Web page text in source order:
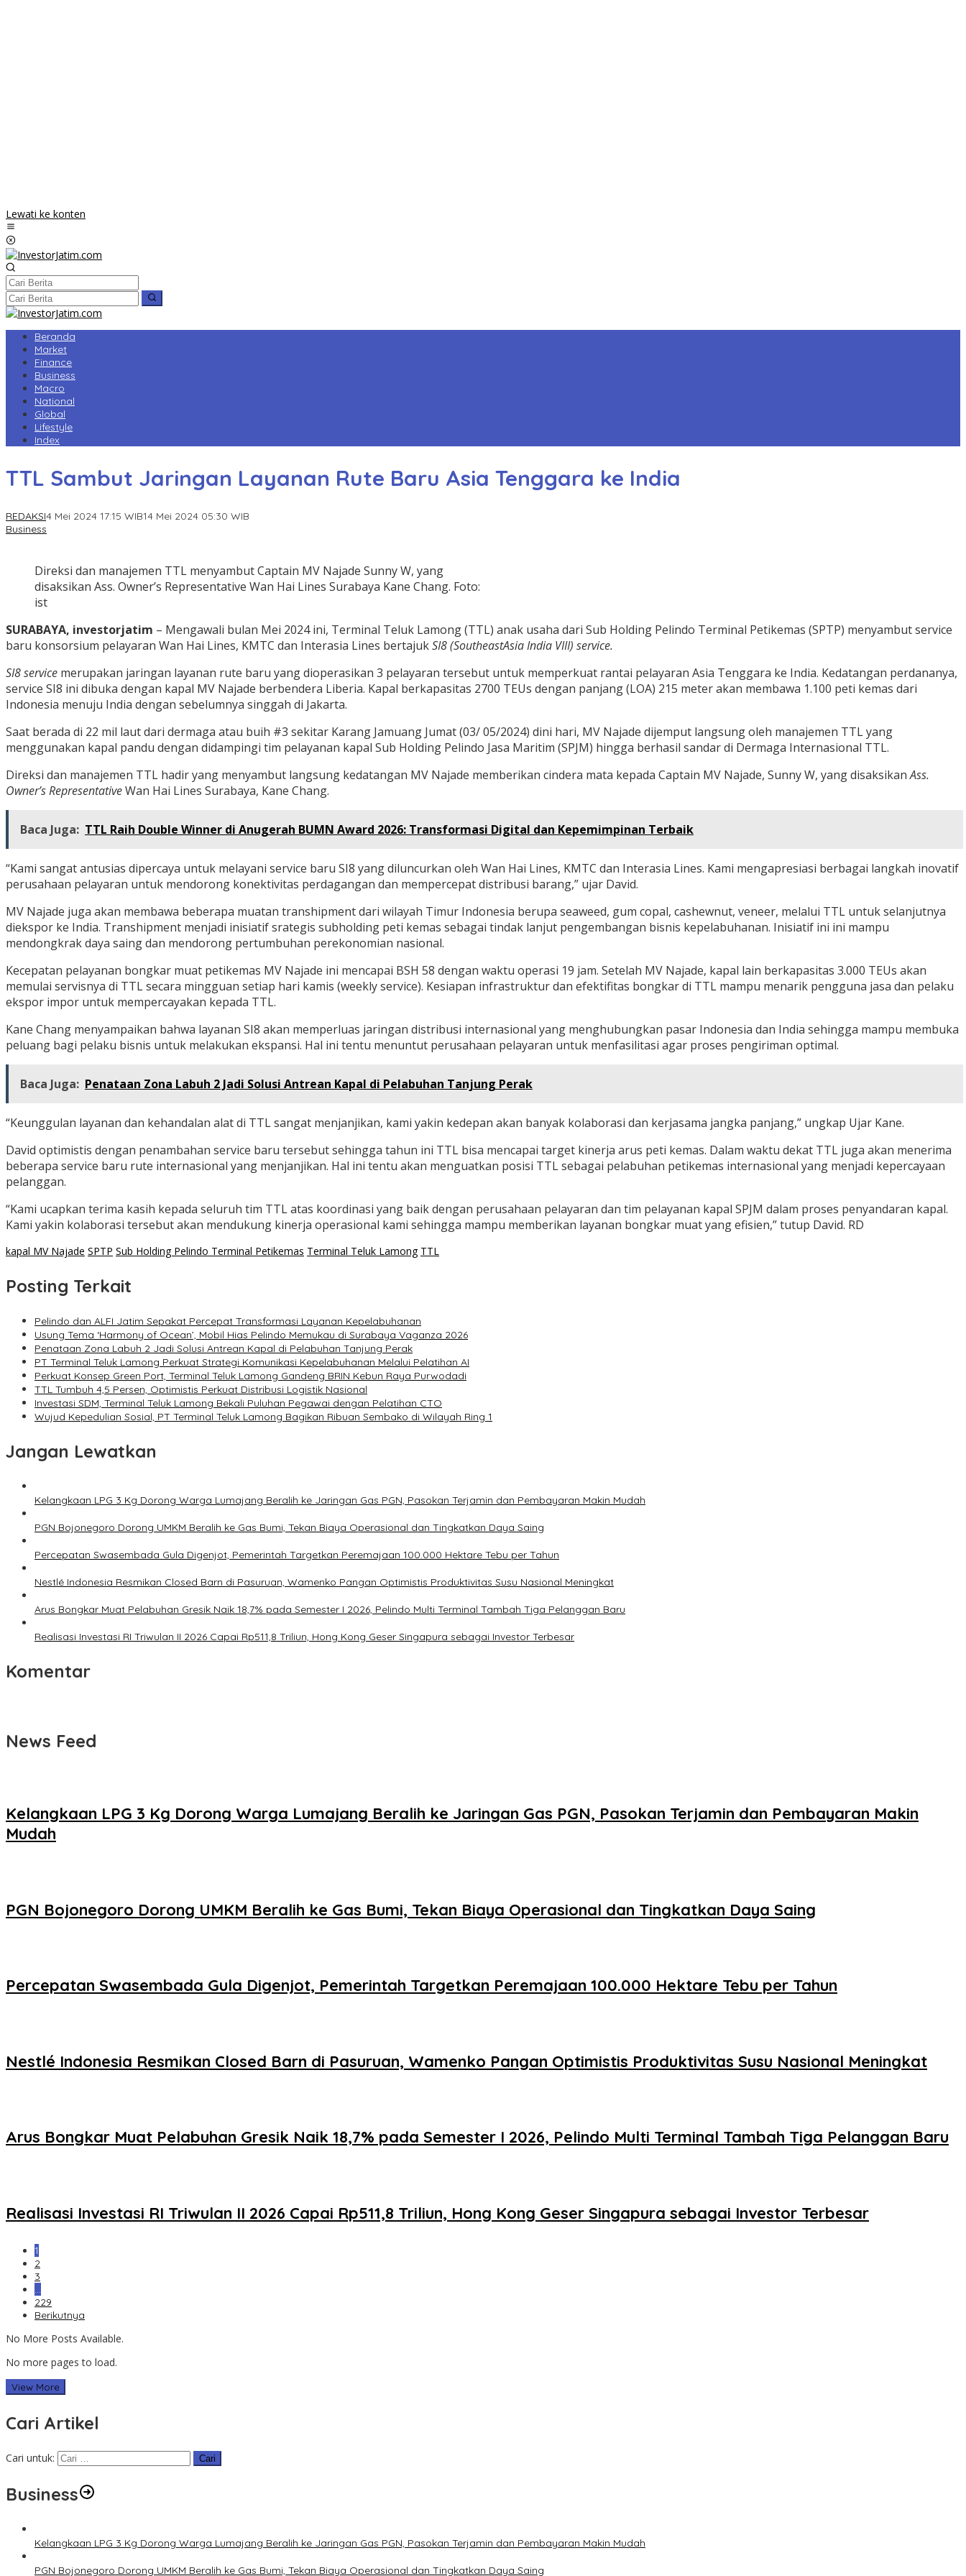
Lewati ke konten
Beranda
Market
Finance
Business
Macro
National
Global
Lifestyle
Index
TTL Sambut Jaringan Layanan Rute Baru Asia Tenggara ke India
REDAKSI4 Mei 2024 17:15 WIB14 Mei 2024 05:30 WIB
Business
Direksi dan manajemen TTL menyambut Captain MV Najade Sunny W, yang
disaksikan Ass. Owner’s Representative Wan Hai Lines Surabaya Kane Chang. Foto:
ist
SURABAYA, investorjatim – Mengawali bulan Mei 2024 ini, Terminal Teluk Lamong (TTL) anak usaha dari Sub Holding Pelindo Terminal Petikemas (SPTP) menyambut service
baru konsorsium pelayaran Wan Hai Lines, KMTC dan Interasia Lines bertajukSI8 (SoutheastAsia India VIII) service.
SI8 service merupakan jaringan layanan rute baru yang dioperasikan 3 pelayaran tersebut untuk memperkuat rantai pelayaran Asia Tenggara ke India. Kedatangan perdananya,
service SI8 ini dibuka dengan kapal MV Najade berbendera Liberia. Kapal berkapasitas 2700 TEUs dengan panjang (LOA) 215 meter akan membawa 1.100 peti kemas dari
Indonesia menuju India dengan sebelumnya singgah di Jakarta.
Saat berada di 22 mil laut dari dermaga atau buih #3 sekitar Karang Jamuang Jumat (03/ 05/2024) dini hari, MV Najade dijemput langsung oleh manajemen TTL yang
menggunakan kapal pandu dengan didampingi tim pelayanan kapal Sub Holding Pelindo Jasa Maritim (SPJM) hingga berhasil sandar di Dermaga Internasional TTL.
Direksi dan manajemen TTL hadir yang menyambut langsung kedatangan MV Najade memberikan cindera mata kepada Captain MV Najade, Sunny W, yang disaksikanAss.
Owner’s RepresentativeWan Hai Lines Surabaya, Kane Chang.
Baca Juga: TTL Raih Double Winner di Anugerah BUMN Award 2026: Transformasi Digital dan Kepemimpinan Terbaik
“Kami sangat antusias dipercaya untuk melayani service baru SI8 yang diluncurkan oleh Wan Hai Lines, KMTC dan Interasia Lines. Kami mengapresiasi berbagai langkah inovatif
perusahaan pelayaran untuk mendorong konektivitas perdagangan dan mempercepat distribusi barang,” ujar David.
MV Najade juga akan membawa beberapa muatan transhipment dari wilayah Timur Indonesia berupa seaweed, gum copal, cashewnut, veneer, melalui TTL untuk selanjutnya
diekspor ke India. Transhipment menjadi inisiatif srategis subholding peti kemas sebagai tindak lanjut pengembangan bisnis kepelabuhanan. Inisiatif ini ini mampu
mendongkrak daya saing dan mendorong pertumbuhan perekonomian nasional.
Kecepatan pelayanan bongkar muat petikemas MV Najade ini mencapai BSH 58 dengan waktu operasi 19 jam. Setelah MV Najade, kapal lain berkapasitas 3.000 TEUs akan
memulai servisnya di TTL secara mingguan setiap hari kamis (weekly service). Kesiapan infrastruktur dan efektifitas bongkar di TTL mampu menarik pengguna jasa dan pelaku
ekspor impor untuk mempercayakan kepada TTL.
Kane Chang menyampaikan bahwa layanan SI8 akan memperluas jaringan distribusi internasional yang menghubungkan pasar Indonesia dan India sehingga mampu membuka
peluang bagi pelaku bisnis untuk melakukan ekspansi. Hal ini tentu menuntut perusahaan pelayaran untuk menfasilitasi agar proses pengiriman optimal.
Baca Juga: Penataan Zona Labuh 2 Jadi Solusi Antrean Kapal di Pelabuhan Tanjung Perak
“Keunggulan layanan dan kehandalan alat di TTL sangat menjanjikan, kami yakin kedepan akan banyak kolaborasi dan kerjasama jangka panjang,” ungkap Ujar Kane.
David optimistis dengan penambahan service baru tersebut sehingga tahun ini TTL bisa mencapai target kinerja arus peti kemas. Dalam waktu dekat TTL juga akan menerima
beberapa service baru rute internasional yang menjanjikan. Hal ini tentu akan menguatkan posisi TTL sebagai pelabuhan petikemas internasional yang menjadi kepercayaan
pelanggan.
“Kami ucapkan terima kasih kepada seluruh tim TTL atas koordinasi yang baik dengan perusahaan pelayaran dan tim pelayanan kapal SPJM dalam proses penyandaran kapal.
Kami yakin kolaborasi tersebut akan mendukung kinerja operasional kami sehingga mampu memberikan layanan bongkar muat yang efisien,” tutup David. RD
kapal MV Najade SPTP Sub Holding Pelindo Terminal Petikemas Terminal Teluk Lamong TTL
Posting Terkait
Pelindo dan ALFI Jatim Sepakat Percepat Transformasi Layanan Kepelabuhanan
Usung Tema ‘Harmony of Ocean’, Mobil Hias Pelindo Memukau di Surabaya Vaganza 2026
Penataan Zona Labuh 2 Jadi Solusi Antrean Kapal di Pelabuhan Tanjung Perak
PT Terminal Teluk Lamong Perkuat Strategi Komunikasi Kepelabuhanan Melalui Pelatihan AI
Perkuat Konsep Green Port, Terminal Teluk Lamong Gandeng BRIN Kebun Raya Purwodadi
TTL Tumbuh 4,5 Persen, Optimistis Perkuat Distribusi Logistik Nasional
Investasi SDM, Terminal Teluk Lamong Bekali Puluhan Pegawai dengan Pelatihan CTO
Wujud Kepedulian Sosial, PT Terminal Teluk Lamong Bagikan Ribuan Sembako di Wilayah Ring 1
Jangan Lewatkan
Kelangkaan LPG 3 Kg Dorong Warga Lumajang Beralih ke Jaringan Gas PGN, Pasokan Terjamin dan Pembayaran Makin Mudah
PGN Bojonegoro Dorong UMKM Beralih ke Gas Bumi, Tekan Biaya Operasional dan Tingkatkan Daya Saing
Percepatan Swasembada Gula Digenjot, Pemerintah Targetkan Peremajaan 100.000 Hektare Tebu per Tahun
Nestlé Indonesia Resmikan Closed Barn di Pasuruan, Wamenko Pangan Optimistis Produktivitas Susu Nasional Meningkat
Arus Bongkar Muat Pelabuhan Gresik Naik 18,7% pada Semester I 2026, Pelindo Multi Terminal Tambah Tiga Pelanggan Baru
Realisasi Investasi RI Triwulan II 2026 Capai Rp511,8 Triliun, Hong Kong Geser Singapura sebagai Investor Terbesar
Komentar
News Feed
Kelangkaan LPG 3 Kg Dorong Warga Lumajang Beralih ke Jaringan Gas PGN, Pasokan Terjamin dan Pembayaran Makin
Mudah
PGN Bojonegoro Dorong UMKM Beralih ke Gas Bumi, Tekan Biaya Operasional dan Tingkatkan Daya Saing
Percepatan Swasembada Gula Digenjot, Pemerintah Targetkan Peremajaan 100.000 Hektare Tebu per Tahun
Nestlé Indonesia Resmikan Closed Barn di Pasuruan, Wamenko Pangan Optimistis Produktivitas Susu Nasional Meningkat
Arus Bongkar Muat Pelabuhan Gresik Naik 18,7% pada Semester I 2026, Pelindo Multi Terminal Tambah Tiga Pelanggan Baru
Realisasi Investasi RI Triwulan II 2026 Capai Rp511,8 Triliun, Hong Kong Geser Singapura sebagai Investor Terbesar
1
2
3
…
229
Berikutnya
No More Posts Available.
No more pages to load.
View More
Cari Artikel
Cari untuk:
Business
Kelangkaan LPG 3 Kg Dorong Warga Lumajang Beralih ke Jaringan Gas PGN, Pasokan Terjamin dan Pembayaran Makin Mudah
PGN Bojonegoro Dorong UMKM Beralih ke Gas Bumi, Tekan Biaya Operasional dan Tingkatkan Daya Saing